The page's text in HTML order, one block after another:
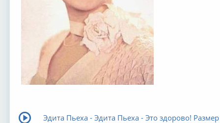
Эдита Пьеха - Эдита Пьеха - Это здорово! Размер